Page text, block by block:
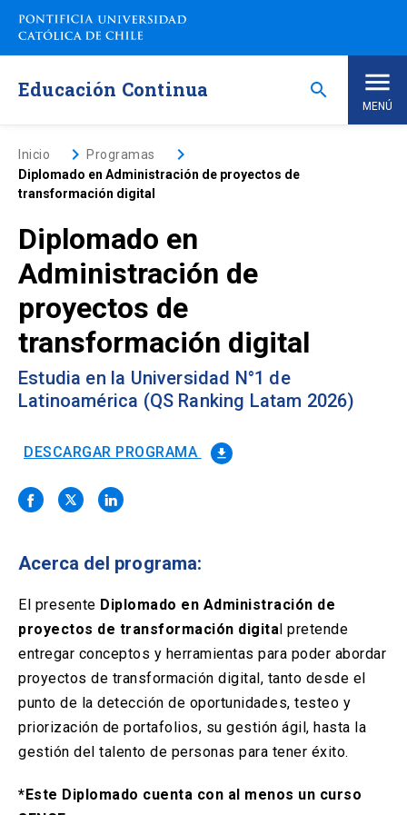
Saltar
contenido
Educación Continua search
MENÚ
Inicio
Nosotros
Programas de Estudio
Programas Corporativos
Noticias
Solicitud Certificados(El
se
Portal Empresas(El
se
nueva
Pagos y Convenios
abre
una
pestaña)
ACCESOS UC
Biblioteca launch
(El
enlace
se
abre
en
una
nueva
pestaña)
Mi Portal UC launch
(El
enlace
abre
en
nueva
pestaña)
Correo
(El
enlace
se
abre
en
nueva
Inicio keyboard_arrow_rightProgramas keyboard_arrow_right
Diplomado en Administración de proyectos de
transformación digital
Diplomado en
Administración de
proyectos de
transformación digital
Estudia en la Universidad N°1 de
Latinoamérica (QS Ranking Latam 2026)
DESCARGAR PROGRAMA file_download
Acerca del programa:
El presente Diplomado en Administración de
proyectos de transformación digital pretende
entregar conceptos y herramientas para poder abordar
proyectos de transformación digital, tanto desde el
punto de la detección de oportunidades, testeo y
priorización de portafolios, su gestión ágil, hasta la
gestión del talento de personas para tener éxito.
*Este Diplomado cuenta con al menos un curso